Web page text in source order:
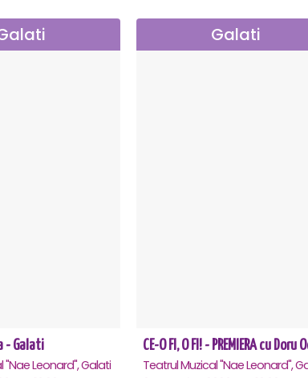
- Galati
"Nae Leonard", Galati
Galati
Teatrul Muzical "Nae Leonard",